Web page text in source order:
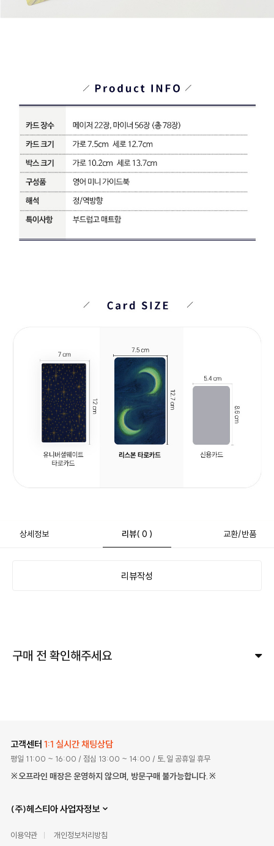
상세정보 리뷰( 0 ) 교환/반품
리뷰작성
구매 전 확인해주세요
고객센터 1:1 실시간 채팅상담
평일 11:00 ~ 16:00 / 점심 13:00 ~ 14:00 / 토,일 공휴일 휴무
※오프라인 매장은 운영하지 않으며, 방문구매 불가능합니다.※
(주)헤스티아 사업자정보
이용약관 개인정보처리방침